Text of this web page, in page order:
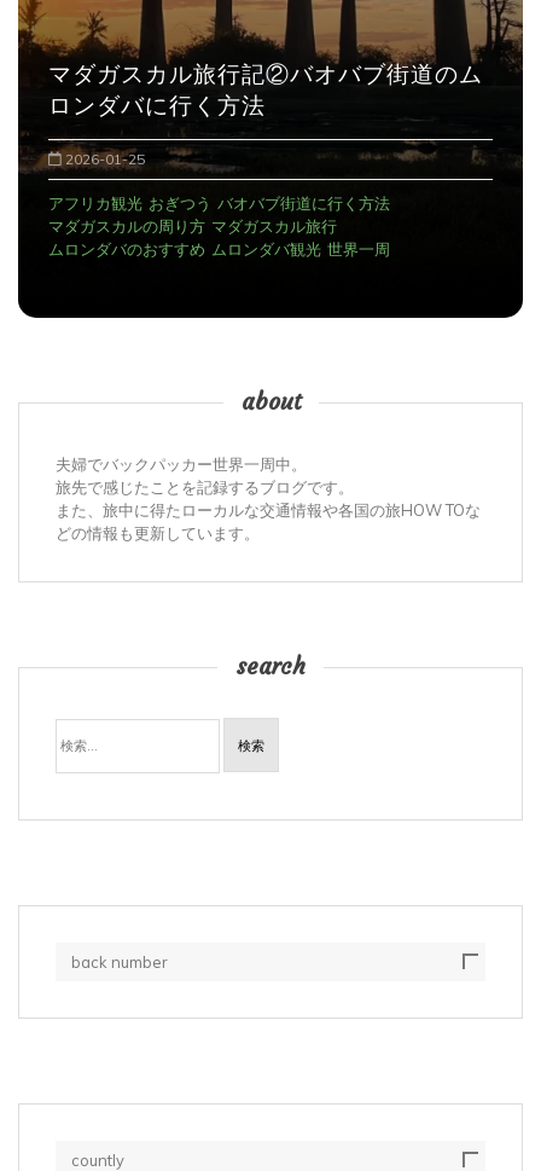
アフリカ マダガスカル 海外旅
マダガスカル旅行記①
2025-12-29
アンタナナリボのデモ アンタナナリボの宿
マダガスカルの治安 マダガスカル観光 世界一周
about
夫婦でバックパッカー世界一周中。
旅先で感じたことを記録するブログです。
また、旅中に得たローカルな交通情報や各国の旅HOW TOな
どの情報も更新しています。
search
検
索:
back number
countly